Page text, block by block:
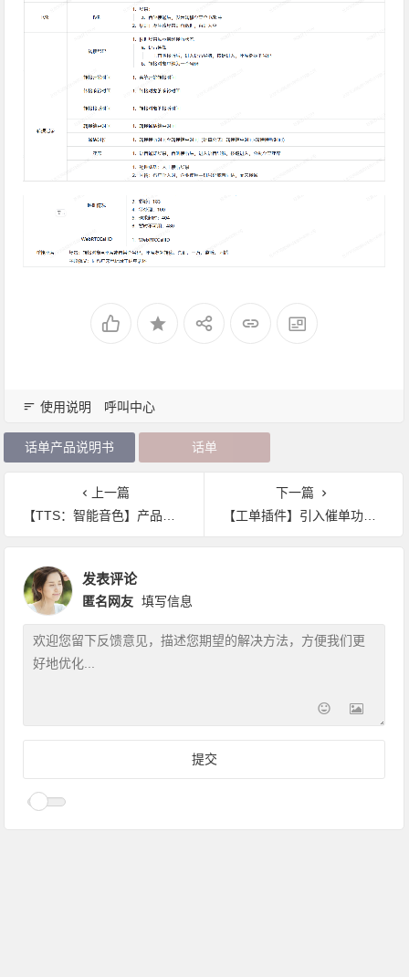
使用说明 呼叫中心
话单产品说明书 话单
上一篇
【TTS：智能音色】产品说明书
下一篇
【工单插件】引入催单功能产品使用说明
发表评论
匿名网友 填写信息